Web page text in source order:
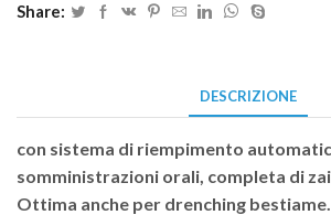
Share:
DESCRIZIONE
con sistema di riempimento
somministrazioni orali, completa di
Ottima anche per drenching